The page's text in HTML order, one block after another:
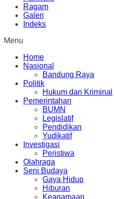
Ragam
Galeri
Indeks
Menu
Home
Nasional
Bandung Raya
Politik
Hukum dan Kriminal
Pemerintahan
BUMN
Legislatif
Pendidikan
Yudikatif
Investigasi
Peristiwa
Olahraga
Seni Budaya
Gaya Hidup
Hiburan
Keagamaan